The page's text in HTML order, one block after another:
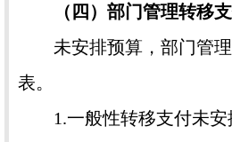
（四）部门管理转移
未安排预算，部门管理
表。
1.一般性转移支付未安